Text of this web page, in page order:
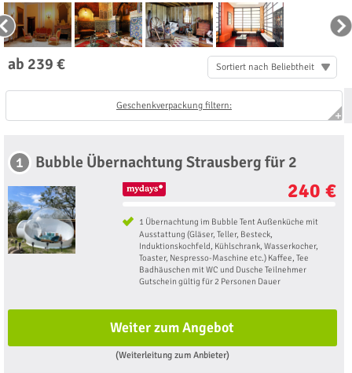
ab 239 € Sortiert nach Beliebtheit
Geschenkverpackung filtern:
1 Bubble Übernachtung Strausberg für 2
240 €
1 Übernachtung im Bubble Tent Außenküche mit
Ausstattung (Gläser, Teller, Besteck,
Induktionskochfeld, Kühlschrank, Wasserkocher,
Toaster, Nespresso-Maschine etc.) Kaffee, Tee
Badhäuschen mit WC und Dusche Teilnehmer
Gutschein gültig für 2 Personen Dauer
Weiter zum Angebot
(Weiterleitung zum Anbieter)